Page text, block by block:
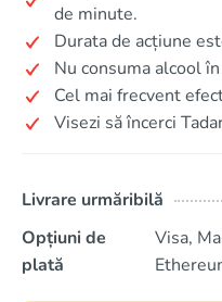
de minute.
Durata de acțiune
Nu consuma alcool
Cel mai frecvent
Visezi să încerci
Livrare urmăribilă
Opțiuni de
plată
Visa,